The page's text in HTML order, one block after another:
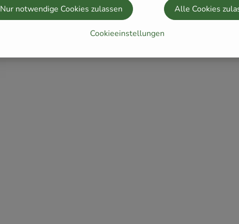
Cookieeinstellungen
Nur notwendige Cookies zulassen Alle Cookies